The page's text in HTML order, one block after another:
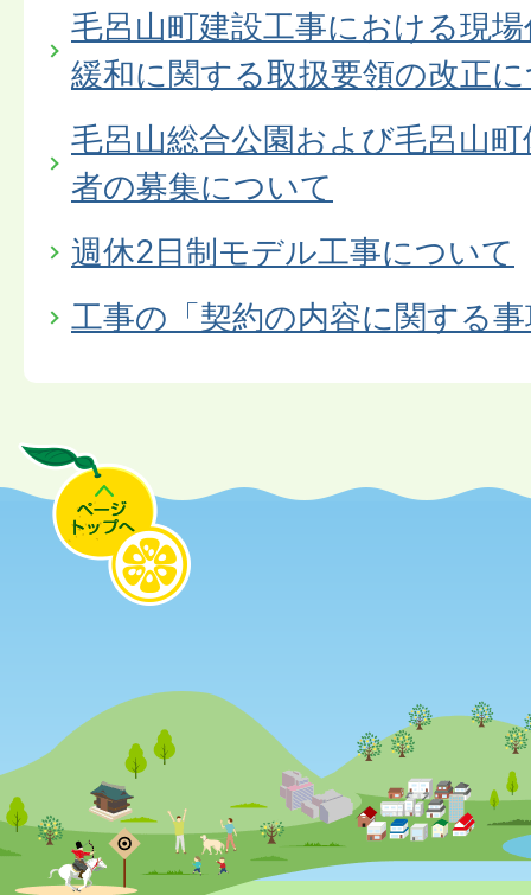
毛呂山町建設工事における現
緩和に関する取扱要領の改正
毛呂山総合公園および毛呂山
者の募集について
週休2日制モデル工事について
工事の「契約の内容に関する